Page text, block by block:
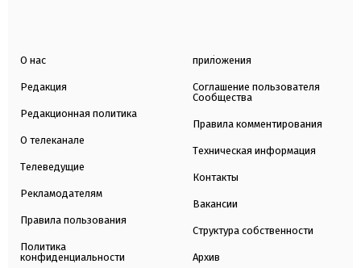
О нас
Редакция
Редакционная политика
О телеканале
Телеведущие
Рекламодателям
Правила пользования
Политика
конфиденциальности
приложения
Соглашение пользователя
Сообщества
Правила комментирования
Техническая информация
Контакты
Вакансии
Структура собственности
Архив